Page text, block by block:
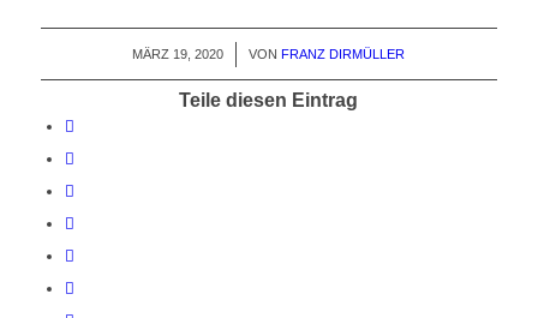
MÄRZ 19, 2020
/ VONFRANZ DIRMÜLLER
Teile diesen Eintrag